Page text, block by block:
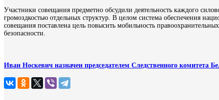
Участники совещания предметно обсудили деятельность каждого
громоздкостью отдельных структур. В целом система обеспечения
совещания поставлена цель повысить мобильность
безопасности.
Иван Носкевич назначен председателем Следственного комитета